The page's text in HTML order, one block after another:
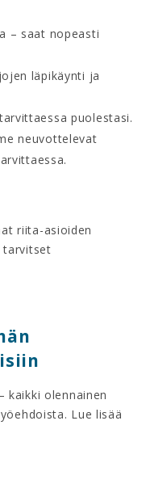
– saat nopeasti
läpikäynti ja
puolestasi.
neuvottelevat
riita-asioiden
tarvitset
kaikki olennainen
Lue lisää